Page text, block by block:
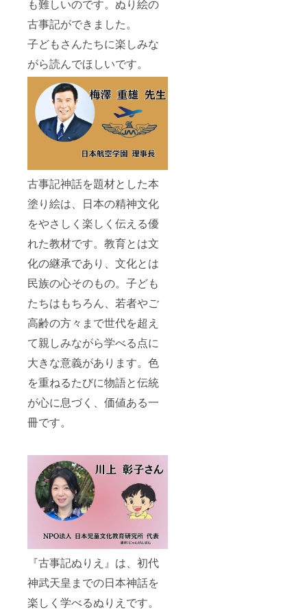
も難しいのです。ぬり絵の
古事記ができました。
子どもさんたちに楽しみな
がら読んでほしいです。
古事記神話を題材とした本
塗り絵は、日本の精神文化
をやさしく楽しく伝える優
れた教材です。教育とは文
化の継承であり、文化とは
民族の心そのもの。子ども
たちはもちろん、若者やご
高齢の方々まで世代を超え
て親しみながら学べる点に
大きな意義があります。色
を重ねるたびに物語と伝統
が心に息づく、価値ある一
冊です。
『古事記ぬりえ』は、初代
神武天皇までの日本神話を
楽しく学べるぬりえです。